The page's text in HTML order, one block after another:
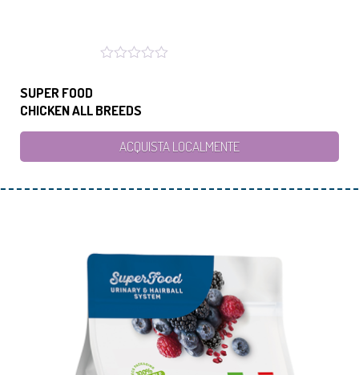
SUPER FOOD
CHICKEN ALL BREEDS
ACQUISTA LOCALMENTE